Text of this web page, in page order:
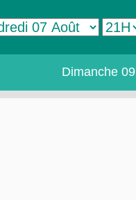
Dimanche 09